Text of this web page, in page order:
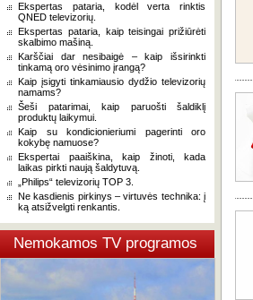
Ekspertas pataria, kodėl verta rinktis
QNED televizorių.
Ekspertas pataria, kaip teisingai prižiūrėti
skalbimo mašiną.
Karščiai dar nesibaigė – kaip išsirinkti
tinkamą oro vėsinimo įrangą?
Kaip įsigyti tinkamiausio dydžio televizorių
namams?
Šeši patarimai, kaip paruošti šaldiklį
produktų laikymui.
Kaip su kondicionieriumi pagerinti oro
kokybę namuose?
Ekspertai paaiškina, kaip žinoti, kada
laikas pirkti naują šaldytuvą.
„Philips“ televizorių TOP 3.
Ne kasdienis pirkinys – virtuvės technika: į
ką atsižvelgti renkantis.
Nemokamos TV programos